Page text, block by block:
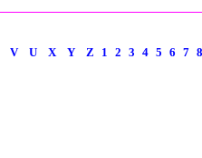
V U X Y Z 1 2 3 4 5 6 7 8